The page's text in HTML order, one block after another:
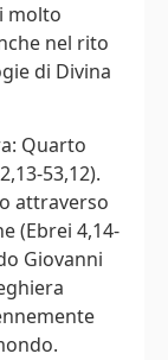
molto
nel rito
di Divina
Quarto
53,12).
attraverso
(Ebrei 4,14-
Giovanni